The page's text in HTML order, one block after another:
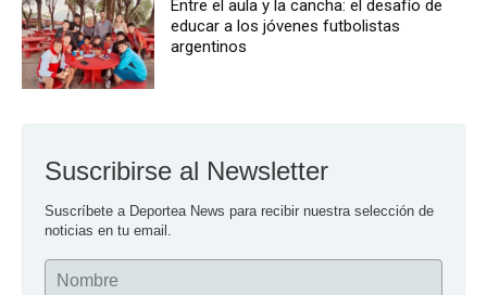
Entre el aula y la cancha: el desafío de
educar a los jóvenes futbolistas
argentinos
Suscribirse al Newsletter
Suscríbete a Deportea News para recibir nuestra selección de
noticias en tu email.
Nombre